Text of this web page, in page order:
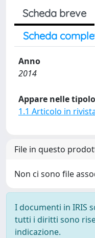
Scheda breve
Scheda
Anno
2014
Appare nelle
1.1 Articolo in
File in questo
Non ci sono file
I documenti in IRIS
tutti i diritti sono
indicazione.